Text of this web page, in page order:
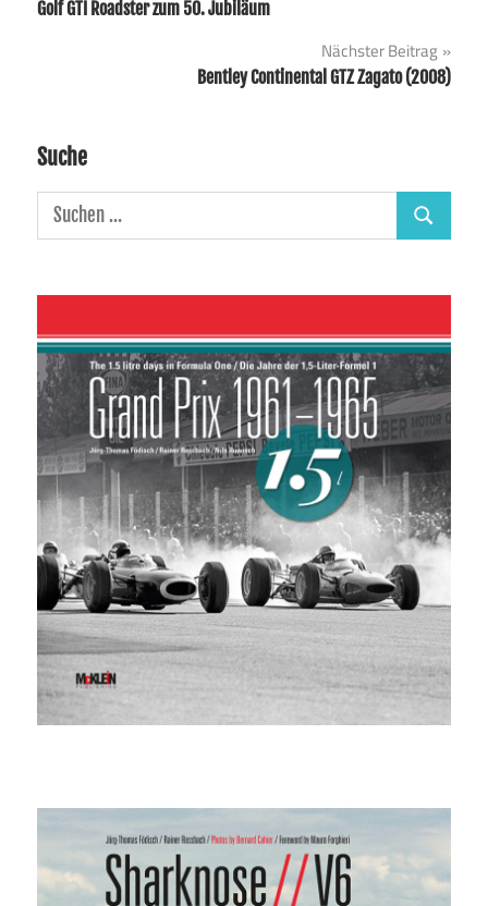
Golf GTI Roadster zum 50. Jubiläum
Nächster Beitrag
Bentley Continental GTZ Zagato (2008)
Suche
Suchen
nach:
Suchen